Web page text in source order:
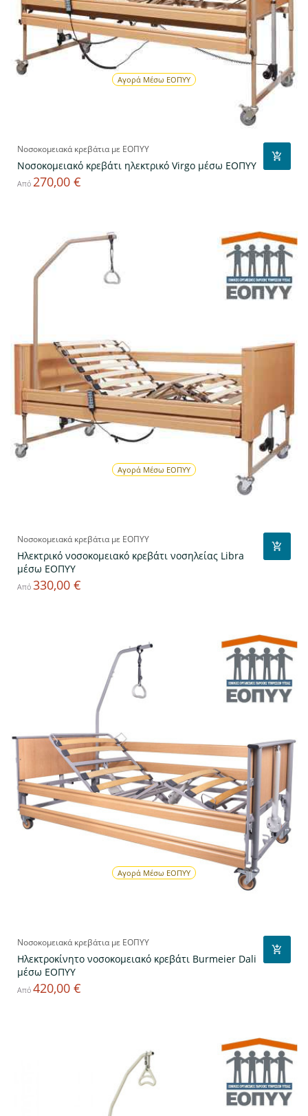
Αγορά Μέσω ΕΟΠΥΥ
Νοσοκομειακά κρεβάτια με ΕΟΠΥΥ
Νοσοκομειακό κρεβάτι ηλεκτρικό Virgo μέσω ΕΟΠΥΥ
Από Τιμή
270,00 €
Αγορά Μέσω ΕΟΠΥΥ
Νοσοκομειακά κρεβάτια με ΕΟΠΥΥ
Ηλεκτρικό νοσοκομειακό κρεβάτι νοσηλείας Libra
μέσω ΕΟΠΥΥ
Από Τιμή
330,00 €
Αγορά Μέσω ΕΟΠΥΥ
Νοσοκομειακά κρεβάτια με ΕΟΠΥΥ
Ηλεκτροκίνητο νοσοκομειακό κρεβάτι Burmeier Dali
μέσω ΕΟΠΥΥ
Από Τιμή
420,00 €